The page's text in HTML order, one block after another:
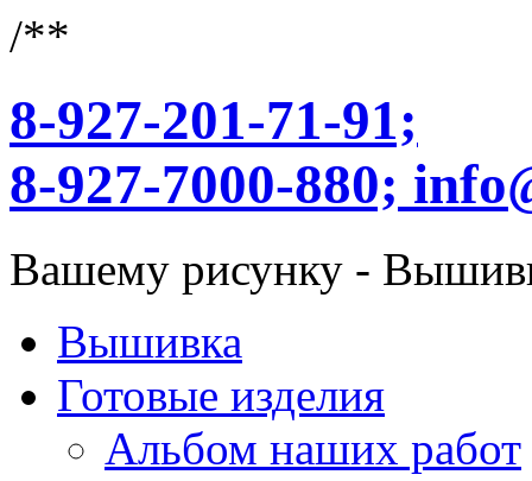
/**
8-927-201-71-91;
8-927-7000-880;
Вашему рисунку -
Вышивка
Готовые изделия
Альбом наших работ